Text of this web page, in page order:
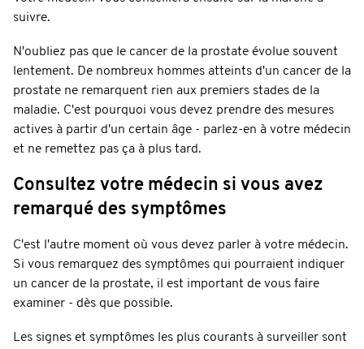
suivre.
N'oubliez pas que le cancer de la prostate évolue souvent
lentement. De nombreux hommes atteints d'un cancer de la
prostate ne remarquent rien aux premiers stades de la
maladie. C'est pourquoi vous devez prendre des mesures
actives à partir d'un certain âge - parlez-en à votre médecin
et ne remettez pas ça à plus tard.
Consultez votre médecin si vous avez
remarqué des symptômes
C'est l'autre moment où vous devez parler à votre médecin.
Si vous remarquez des symptômes qui pourraient indiquer
un cancer de la prostate, il est important de vous faire
examiner - dès que possible.
Les signes et symptômes les plus courants à surveiller sont